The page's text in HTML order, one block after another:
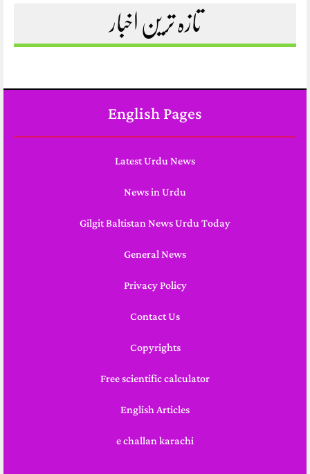
تازہ ترین اخبار
English Pages
Latest Urdu News
News in Urdu
Gilgit Baltistan News Urdu Today
General News
Privacy Policy
Contact Us
Copyrights
Free scientific calculator
English Articles
e challan karachi